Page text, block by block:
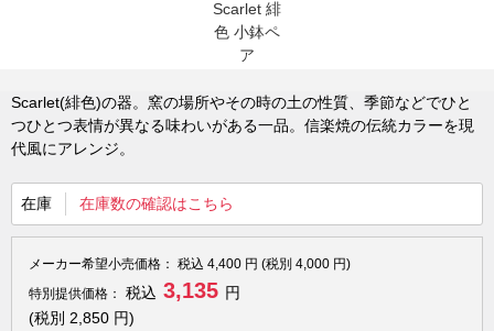
Scarlet(緋色)の器。窯の場所やその時の土の性質、季節などでひと
つひとつ表情が異なる味わいがある一品。信楽焼の伝統カラーを現
代風にアレンジ。
在庫 在庫数の確認はこちら
メーカー希望小売価格： 税込 4,400 円 (税別 4,000 円)
特別提供価格：
税込 3,135 円
(税別 2,850 円)